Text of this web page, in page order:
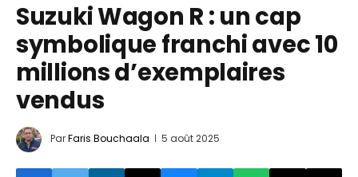
Suzuki Wagon R : un cap
symbolique franchi avec 10
millions d’exemplaires
vendus
ParFaris Bouchaala 5 août 2025